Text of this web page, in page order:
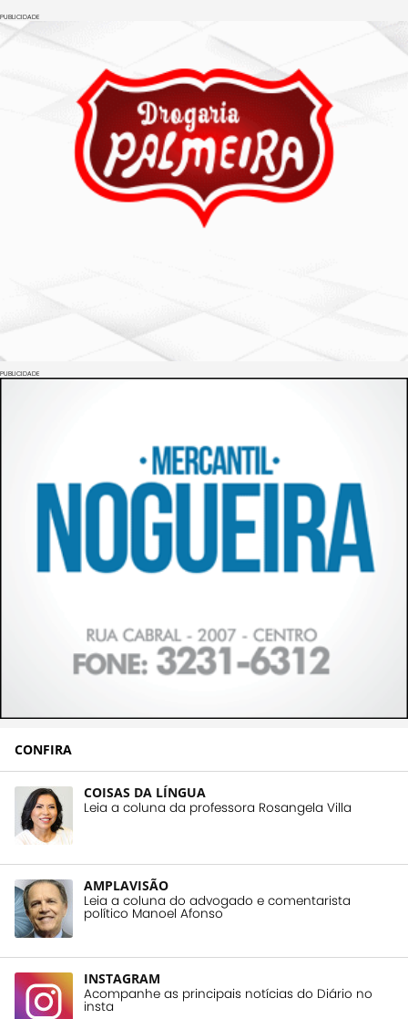
PUBLICIDADE
PUBLICIDADE
CONFIRA
COISAS DA LÍNGUA
Leia a coluna da professora Rosangela Villa
AMPLAVISÃO
Leia a coluna do advogado e comentarista
político Manoel Afonso
INSTAGRAM
Acompanhe as principais notícias do Diário no
insta